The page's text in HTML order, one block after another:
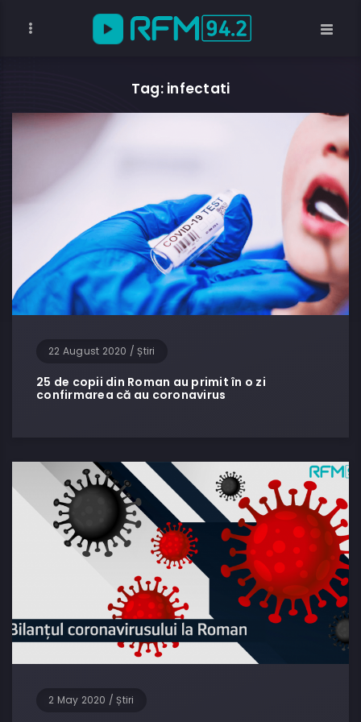
Tag: infectati
22 August 2020 /Știri
25 de copii din Roman au primit în o zi
confirmarea că au coronavirus
2 May 2020 /Știri